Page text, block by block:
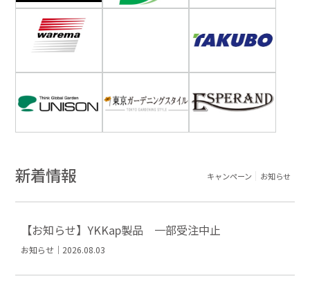
新着情報 キャンペーン お知らせ
【お知らせ】YKKap製品 一部受注中止
お知らせ｜2026.08.03